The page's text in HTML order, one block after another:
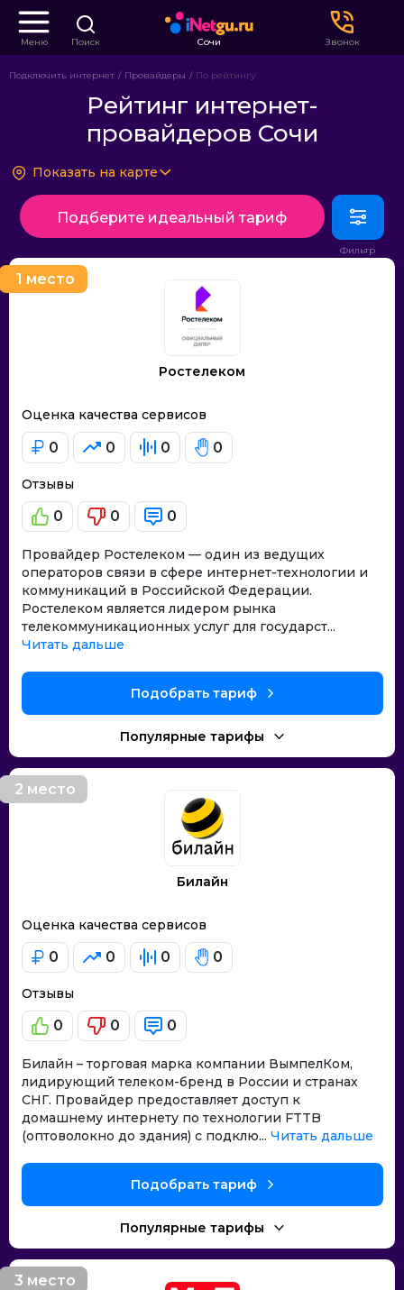
Меню Поиск Сочи Звонок
Подключить интернет Провайдеры По рейтингу
Рейтинг интернет-
провайдеров Сочи
Показать на карте
Подберите идеальный тариф
1 место
Ростелеком
Оценка качества сервисов
0 0 0 0
Отзывы
0 0 0
Провайдер Ростелеком — один из ведущих
операторов связи в сфере интернет-технологии и
коммуникаций в Российской Федерации.
Ростелеком является лидером рынка
телекоммуникационных услуг для государст...
Читать дальше
Подобрать тариф
Популярные тарифы
2 место
Билайн
Оценка качества сервисов
0 0 0 0
Отзывы
0 0 0
Билайн – торговая марка компании ВымпелКом,
лидирующий телеком-бренд в России и странах
СНГ. Провайдер предоставляет доступ к
домашнему интернету по технологии FTTB
(оптоволокно до здания) с подклю... Читать дальше
Подобрать тариф
Популярные тарифы
3 место